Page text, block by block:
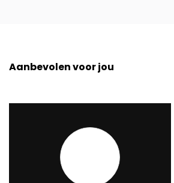
Aanbevolen voor jou